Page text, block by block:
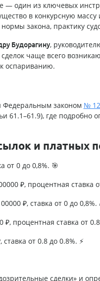
— один из ключевых
в конкурсную массу
закона, практику
Будорагину,
чаще всего
оспариванию.
Федеральным законом №
61.1–61.9), где
и платных
от 0 до 0,8%. 🎯
₽, процентная ставка
₽, ставка от 0 до 0,8%.
процентная ставка от
от 0.8 до 0.8%. ⚡
сделки» и